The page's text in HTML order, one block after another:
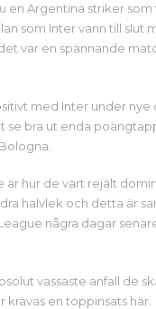
en Argentina striker som
som Inter vann till slut
var en spännande
med Inter under nye
se bra ut enda
är hur de vart rejält
halvlek och detta är
några dagar
vassaste anfall de
en toppinsats här.